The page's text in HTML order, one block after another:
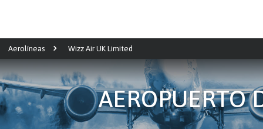
Aerolíneas Wizz Air UK Limited
AEROPUERTO